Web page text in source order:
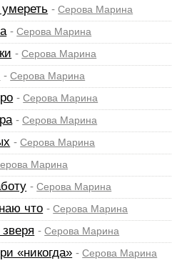
-Серова Марина
-Серова Марина
-Серова Марина
-Серова Марина
-Серова Марина
-Серова Марина
-Серова Марина
Марина
-Серова Марина
что -Серова Марина
-Серова Марина
«никогда» -Серова Марина